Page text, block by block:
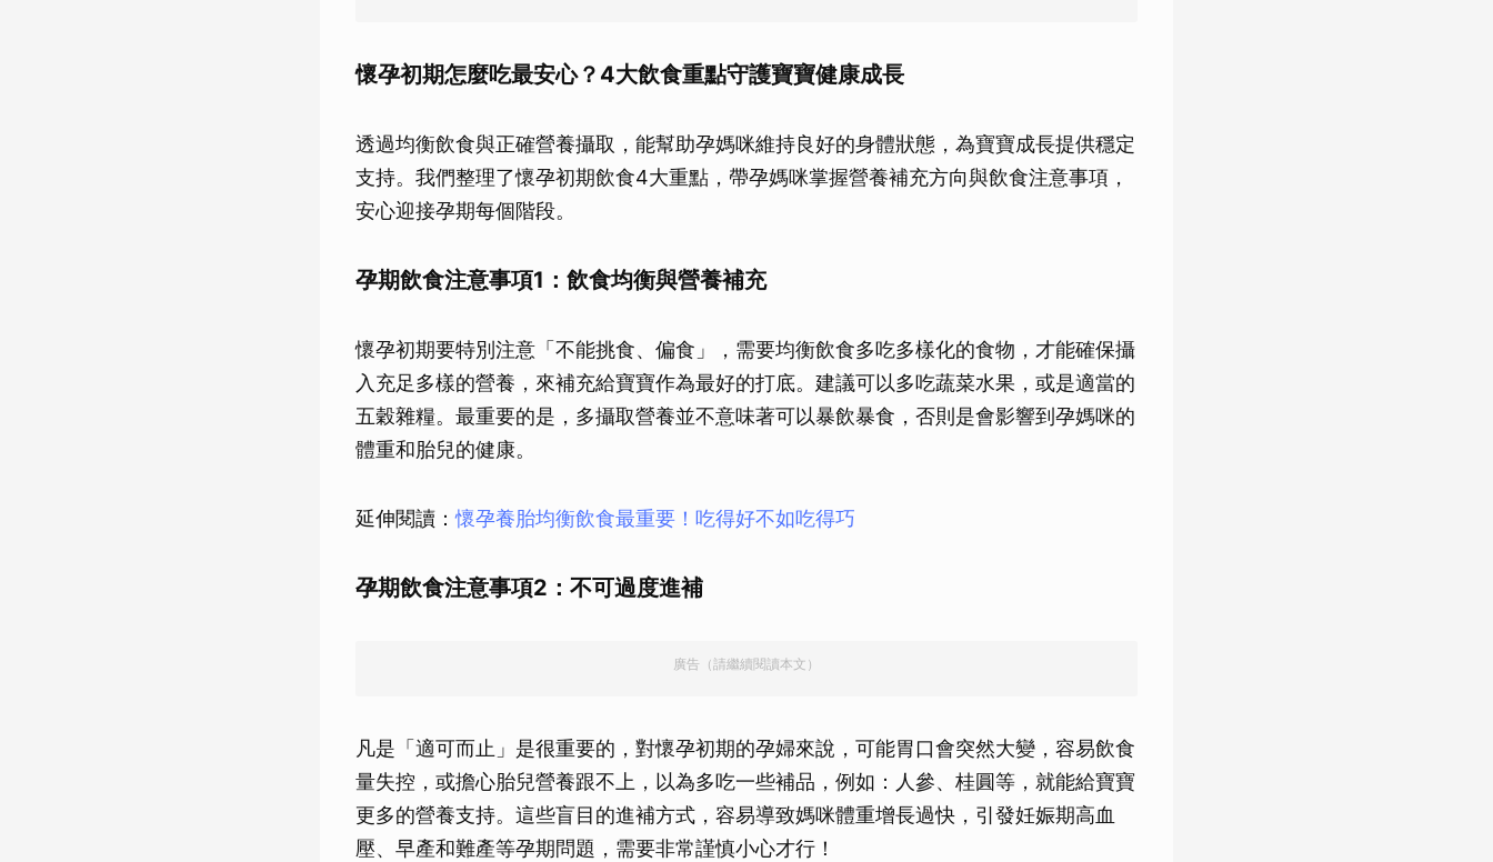
懷孕初期怎麼吃最安心？4大飲食重點守護寶寶健康成長
透過均衡飲食與正確營養攝取，能幫助孕媽咪維持良好的身體狀態，為寶寶成長提供穩定
支持。我們整理了懷孕初期飲食4大重點，帶孕媽咪掌握營養補充方向與飲食注意事項，
安心迎接孕期每個階段。
孕期飲食注意事項1：飲食均衡與營養補充
懷孕初期要特別注意「不能挑食、偏食」，需要均衡飲食多吃多樣化的食物，才能確保攝
入充足多樣的營養，來補充給寶寶作為最好的打底。建議可以多吃蔬菜水果，或是適當的
五穀雜糧。最重要的是，多攝取營養並不意味著可以暴飲暴食，否則是會影響到孕媽咪的
體重和胎兒的健康。
延伸閱讀：懷孕養胎均衡飲食最重要！吃得好不如吃得巧
孕期飲食注意事項2：不可過度進補
廣告（請繼續閱讀本文）
凡是「適可而止」是很重要的，對懷孕初期的孕婦來說，可能胃口會突然大變，容易飲食
量失控，或擔心胎兒營養跟不上，以為多吃一些補品，例如：人參、桂圓等，就能給寶寶
更多的營養支持。這些盲目的進補方式，容易導致媽咪體重增長過快，引發妊娠期高血
壓、早產和難產等孕期問題，需要非常謹慎小心才行！
取消